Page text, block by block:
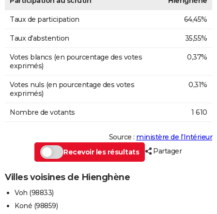
Taux de participation 64,45%
Taux d'abstention 35,55%
Votes blancs (en pourcentage des votes
exprimés)
0,37%
Votes nuls (en pourcentage des votes
exprimés)
0,31%
Nombre de votants 1 610
Source : ministère de l’Intérieur
Recevoir les résultats
Partager
Villes voisines de Hienghène
Voh (98833)
Koné (98859)